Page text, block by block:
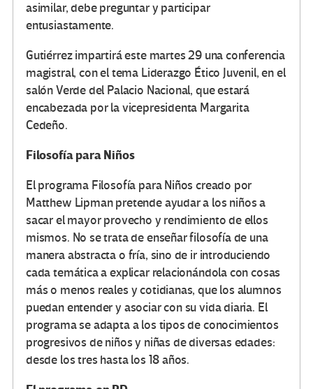
asimilar, debe preguntar y participar
entusiastamente.
Gutiérrez impartirá este martes 29 una conferencia
magistral, con el tema Liderazgo Ético Juvenil, en el
salón Verde del Palacio Nacional, que estará
encabezada por la vicepresidenta Margarita
Cedeño.
Filosofía para Niños
El programa Filosofía para Niños creado por
Matthew Lipman pretende ayudar a los niños a
sacar el mayor provecho y rendimiento de ellos
mismos. No se trata de enseñar filosofía de una
manera abstracta o fría, sino de ir introduciendo
cada temática a explicar relacionándola con cosas
más o menos reales y cotidianas, que los alumnos
puedan entender y asociar con su vida diaria. El
programa se adapta a los tipos de conocimientos
progresivos de niños y niñas de diversas edades:
desde los tres hasta los 18 años.